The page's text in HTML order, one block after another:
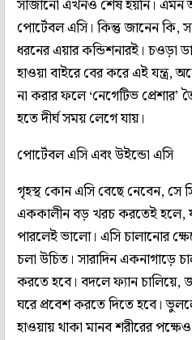
সাজানো এখনও শেষ হয়নি। এমন
পোর্টেবল এসি। কিন্তু জানেন কি,
ধরনের এয়ার কন্ডিশনারই। চওড়া
হাওয়া বাইরে বের করে এই
না করার ফলে ‘নেগেটিভ প্রেশার’
হতে দীর্ঘ সময় লেগে যায়।
পোর্টেবল এসি এবং উইন্ডো এসি
গৃহস্থ কোন এসি বেছে নেবেন, সে
এককালীন বড় খরচ করতেই হলে,
পারলেই ভালো। এসি চালানোর
চলা উচিত। সারাদিন একনাগাড়ে
করতে হবে। বদলে ফ্যান চালিয়ে,
ঘরে প্রবেশ করতে দিতে হবে।
হাওয়ায় থাকা মানব শরীরের